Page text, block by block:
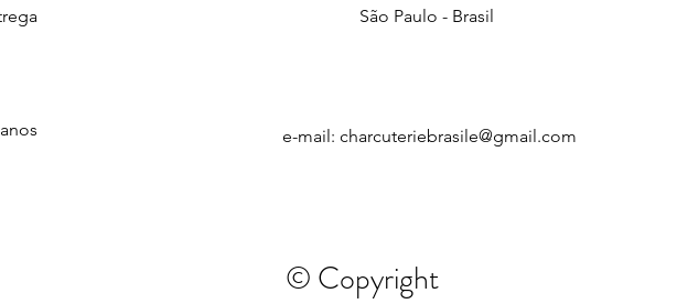
São Paulo - Brasil
e-mail: charcuteriebrasile@gmail.com
© Copyright